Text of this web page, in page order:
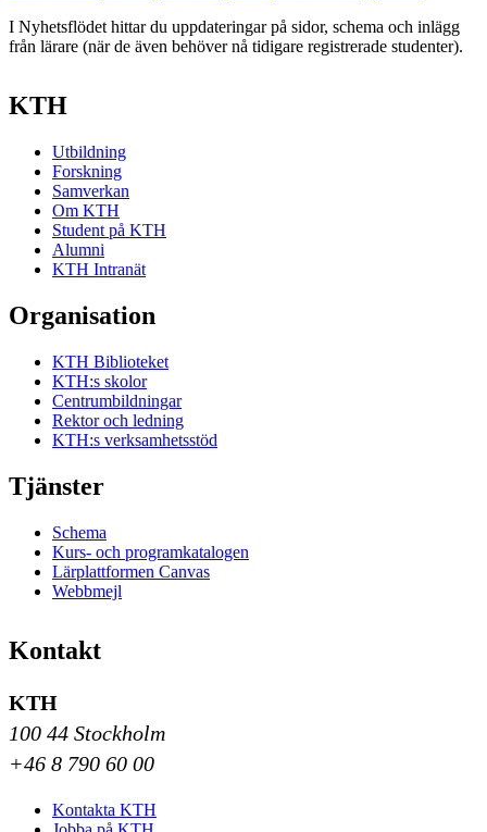
I Nyhetsflödet hittar du uppdateringar på sidor, schema och inlägg
från lärare (när de även behöver nå tidigare registrerade studenter).
KTH
Utbildning
Forskning
Samverkan
Om KTH
Student på KTH
Alumni
KTH Intranät
Organisation
KTH Biblioteket
KTH:s skolor
Centrumbildningar
Rektor och ledning
KTH:s verksamhetsstöd
Tjänster
Schema
Kurs- och programkatalogen
Lärplattformen Canvas
Webbmejl
Kontakt
KTH
100 44 Stockholm
+46 8 790 60 00
Kontakta KTH